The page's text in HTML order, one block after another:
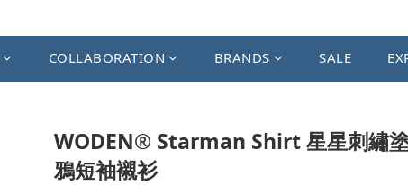
COLLABORATION BRANDS SALE
WODEN® Starman Shirt 星星刺繡
鴉短袖襯衫